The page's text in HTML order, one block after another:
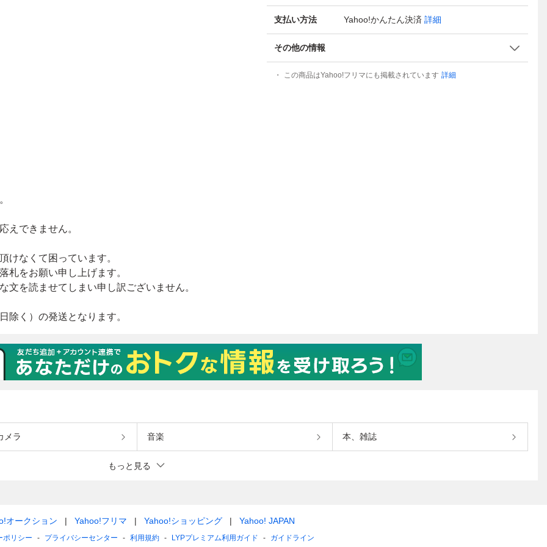
支払い方法 Yahoo!かんたん決済 詳細
その他の情報
この商品はYahoo!フリマにも掲載されています 詳細
メラ 音楽 本、雑誌
もっと見る
オークション Yahoo!フリマ Yahoo!ショッピング Yahoo! JAPAN
ポリシー プライバシーセンター 利用規約 LYPプレミアム利用ガイド ガイドライン